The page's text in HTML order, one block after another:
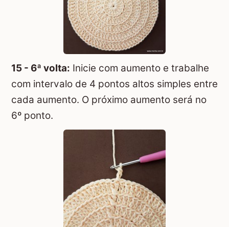
15 - 6ª volta: Inicie com aumento e trabalhe
com intervalo de 4 pontos altos simples entre
cada aumento. O próximo aumento será no
6º ponto.